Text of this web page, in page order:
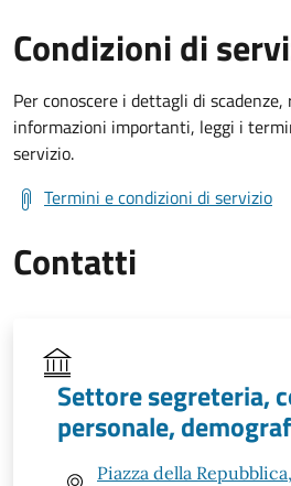
Condizioni di
Per conoscere i dettagli di
informazioni importanti, leggi i
servizio.
Termini e condizioni di servizio
Contatti
Settore segreteria,
personale,
Piazza della Repubblica,